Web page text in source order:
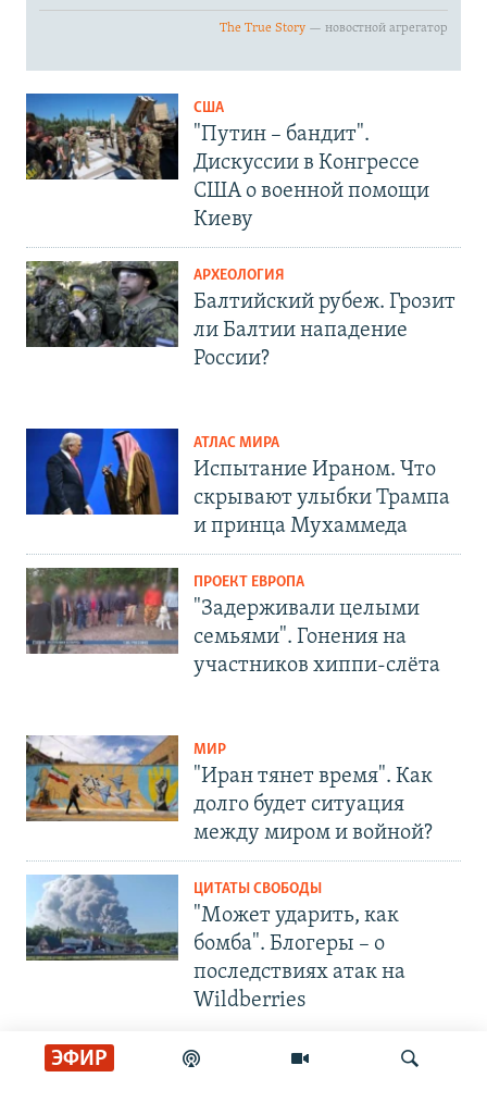
ЭФИР
США
"Путин – бандит".
Дискуссии в Конгрессе
США о военной помощи
Киеву
АРХЕОЛОГИЯ
Балтийский рубеж. Грозит
ли Балтии нападение
России?
АТЛАС МИРА
Испытание Ираном. Что
скрывают улыбки Трампа
и принца Мухаммеда
ПРОЕКТ ЕВРОПА
"Задерживали целыми
семьями". Гонения на
участников хиппи-слёта
МИР
"Иран тянет время". Как
долго будет ситуация
между миром и войной?
ЦИТАТЫ СВОБОДЫ
"Может ударить, как
бомба". Блогеры – о
последствиях атак на
Wildberries